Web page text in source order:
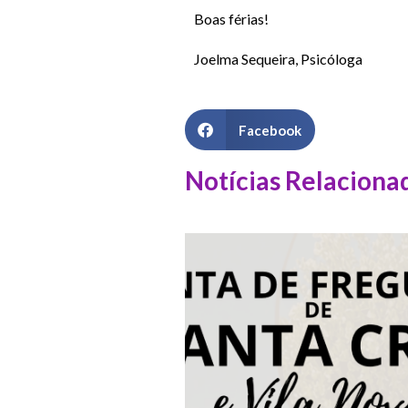
Boas férias!
Joelma Sequeira, Psicóloga
Facebook
Notícias